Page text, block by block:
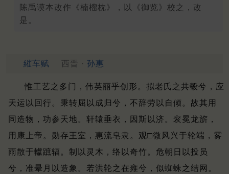
陈禹谟本改作《楠榴枕》，以《御览》校之，改
是。
繀车赋 西晋 · 孙惠
惟工艺之多门，伟英丽乎创形。 拟老氏之共毂兮，应
天运以回行。 秉转屈以成归兮，不辞劳以自倾。 故其用
同造物，功参天地。 轩辕垂衣，因斯以济。 衮冕龙旂，
用康上帝。 勋存王室，惠流皂隶。 观□微风兴于轮端，雾
雨散于䡾蹠辐。 制以灵木，络以奇竹。 危朝日以投员
兮，准晕月以造象。 若洪轮之在雍兮，似蜘蛛之结网。